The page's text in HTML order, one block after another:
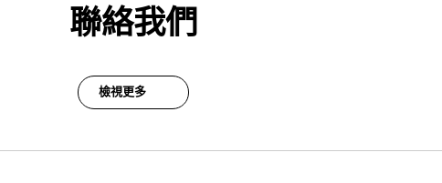
聯絡我們
檢視更多